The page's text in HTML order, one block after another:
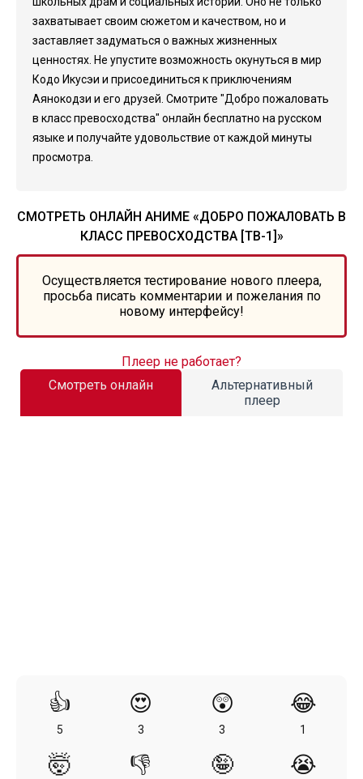
захватывает своим сюжетом и качеством, но и
заставляет задуматься о важных жизненных
ценностях. Не упустите возможность окунуться в мир
Кодо Икусэи и присоединиться к приключениям
Аянокодзи и его друзей. Смотрите "Добро пожаловать
в класс превосходства" онлайн бесплатно на русском
языке и получайте удовольствие от каждой минуты
просмотра.
СМОТРЕТЬ ОНЛАЙН АНИМЕ «ДОБРО ПОЖАЛОВАТЬ В
КЛАСС ПРЕВОСХОДСТВА [ТВ-1]»
Осуществляется тестирование нового плеера,
просьба писать комментарии и пожелания по
новому интерфейсу!
Смотреть онлайн
Альтернативный
плеер
Плеер не работает?
👍
5
😍
3
😲
3
😂
1
🤯 👎 🤪 😭